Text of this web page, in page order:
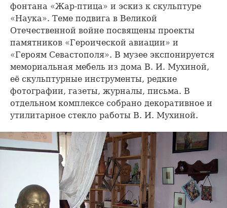
фонтана «Жар-птица» и эскиз к скульптуре
«Наука». Теме подвига в Великой
Отечественной войне посвящены проекты
памятников «Героической авиации» и
«Героям Севастополя». В музее экспонируется
мемориальная мебель из дома В. И. Мухиной,
её скульптурные инструменты, редкие
фотографии, газеты, журналы, письма. В
отдельном комплексе собрано декоративное и
утилитарное стекло работы В. И. Мухиной.